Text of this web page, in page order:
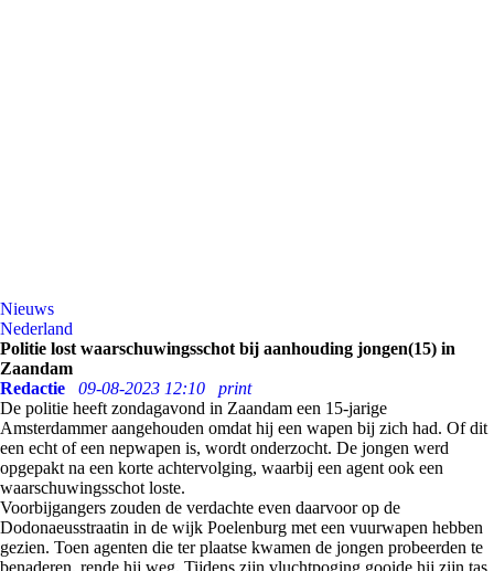
Nieuws
Nederland
Politie lost waarschuwingsschot bij aanhouding jongen(15) in
Zaandam
Redactie
09-08-2023 12:10
print
De politie heeft zondagavond in Zaandam een 15-jarige
Amsterdammer aangehouden omdat hij een wapen bij zich had. Of dit
een echt of een nepwapen is, wordt onderzocht. De jongen werd
opgepakt na een korte achtervolging, waarbij een agent ook een
waarschuwingsschot loste.
Voorbijgangers zouden de verdachte even daarvoor op de
Dodonaeusstraatin in de wijk Poelenburg met een vuurwapen hebben
gezien. Toen agenten die ter plaatse kwamen de jongen probeerden te
benaderen, rende hij weg. Tijdens zijn vluchtpoging gooide hij zijn tas